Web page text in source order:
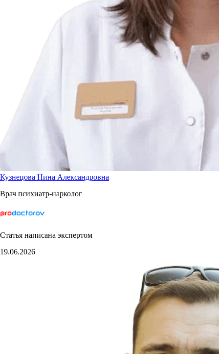
Кузнецова Нина Александровна
Врач психиатр-нарколог
Статья написана экспертом
19.06.2026